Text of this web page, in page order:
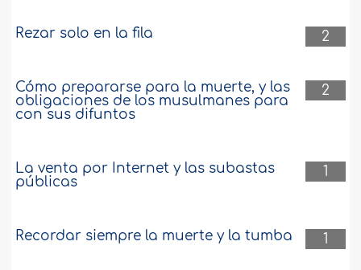
2
Rezar solo en la fila
2
Cómo prepararse para la muerte, y las
obligaciones de los musulmanes para
con sus difuntos
1
La venta por Internet y las subastas
públicas
1
Recordar siempre la muerte y la tumba